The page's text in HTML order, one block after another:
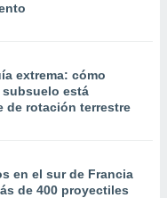
extrema: cómo
subsuelo está
de rotación terrestre
en el sur de Francia
de 400 proyectiles